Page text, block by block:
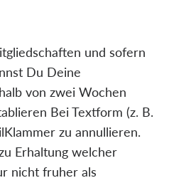
und sofern
Du Deine
von zwei Wochen
Bei Textform (z. B.
zu annullieren.
Erhaltung welcher
nicht fruher als